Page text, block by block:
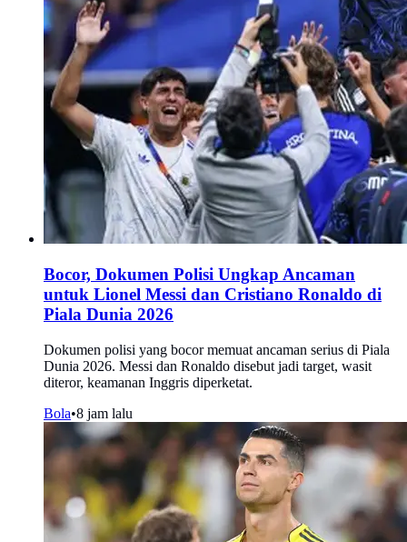
Bocor, Dokumen Polisi Ungkap Ancaman
untuk Lionel Messi dan Cristiano Ronaldo di
Piala Dunia 2026
Dokumen polisi yang bocor memuat ancaman serius di Piala
Dunia 2026. Messi dan Ronaldo disebut jadi target, wasit
diteror, keamanan Inggris diperketat.
Bola•8 jam lalu